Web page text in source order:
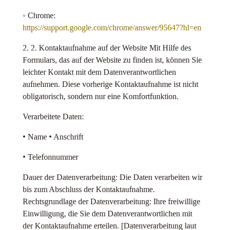
◦ Chrome:
https://support.google.com/chrome/answer/95647?hl=en
2. 2. Kontaktaufnahme auf der Website Mit Hilfe des
Formulars, das auf der Website zu finden ist, können Sie
leichter Kontakt mit dem Datenverantwortlichen
aufnehmen. Diese vorherige Kontaktaufnahme ist nicht
obligatorisch, sondern nur eine Komfortfunktion.
Verarbeitete Daten:
• Name • Anschrift
• Telefonnummer
Dauer der Datenverarbeitung: Die Daten verarbeiten wir
bis zum Abschluss der Kontaktaufnahme.
Rechtsgrundlage der Datenverarbeitung: Ihre freiwillige
Einwilligung, die Sie dem Datenverantwortlichen mit
der Kontaktaufnahme erteilen. [Datenverarbeitung laut